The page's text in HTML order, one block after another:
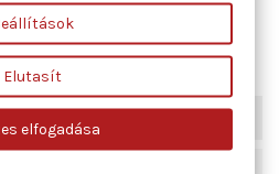
Elutasít
elfogadása